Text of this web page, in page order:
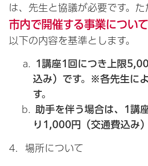
は、先生と協議が必要です。た
市内で開催する事業につい
以下の内容を基準とします。
1講座1回につき上限
込み）です。※各先生に
す。
助手を伴う場合は、1講
り1,000円（交通費込み）
4．場所について